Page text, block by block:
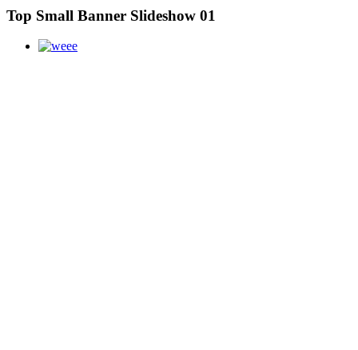
Top Small Banner Slideshow 01